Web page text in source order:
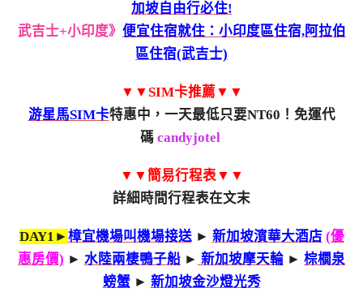
加坡自由行必住!
武吉士+小印度》 便宜住宿就住：小印度區住宿,阿拉伯
區住宿(武吉士)
▼▼SIM卡推薦▼▼
游星馬SIM卡特惠中，一天最低只要NT60！免運代
碼 candyjotel
▼▼簡易行程表▼▼
詳細時間行程表在文末
DAY1► 樟宜機場叫機場接送► 新加坡濱華大酒店 (優
惠房價) ► 水陸兩棲鴨子船 ► 新加坡摩天輪 ► 棕櫚泉
螃蟹► 新加坡金沙燈光秀